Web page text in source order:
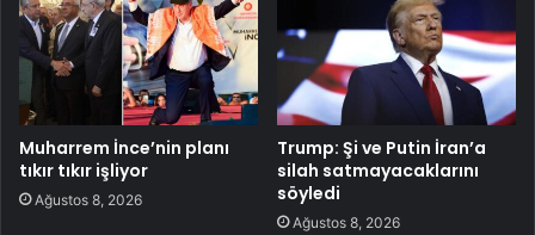
Muharrem İnce’nin planı
tıkır tıkır işliyor
Ağustos 8, 2026
Trump: Şi ve Putin İran’a
silah satmayacaklarını
söyledi
Ağustos 8, 2026